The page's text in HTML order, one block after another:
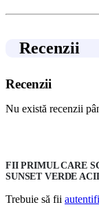
Recenzii
Recenzii
Nu există recenzii
FII PRIMUL CARE
SUNSET VERDE
Trebuie să fii